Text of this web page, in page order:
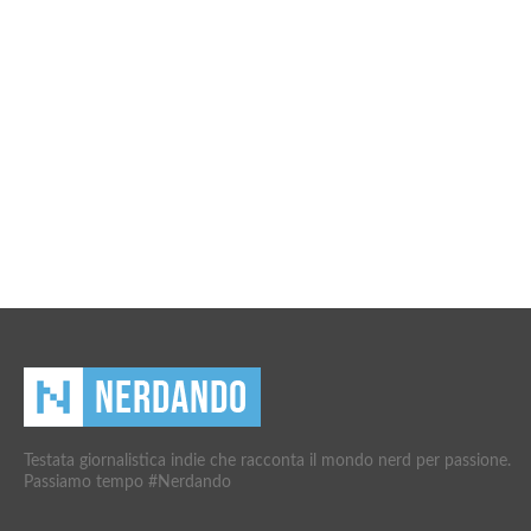
Testata giornalistica indie che racconta il mondo nerd per passione.
Passiamo tempo #Nerdando